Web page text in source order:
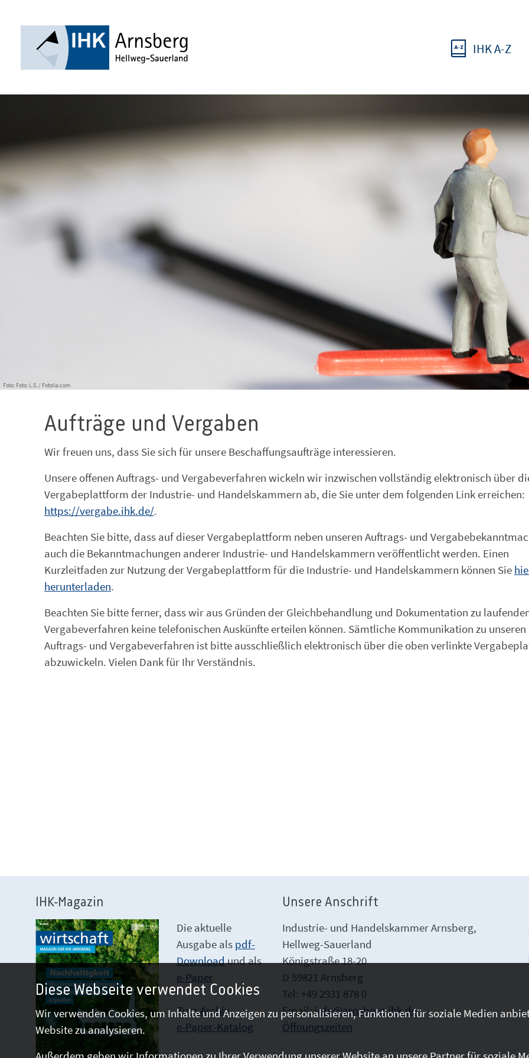
IHK A-Z
Foto: Foto: L.S. / Fotolia.com
Aufträge und Vergaben
Wir freuen uns, dass Sie sich für unsere Beschaffungsaufträge interessieren.
Unsere offenen Auftrags- und Vergabeverfahren wickeln wir inzwischen vollständig elektronisch über
Vergabeplattform der Industrie- und Handelskammern ab, die Sie unter dem folgenden Link erreichen:
https://vergabe.ihk.de/.
Beachten Sie bitte, dass auf dieser Vergabeplattform neben unseren Auftrags- und
auch die Bekanntmachungen anderer Industrie- und Handelskammern veröffentlicht werden. Einen
Kurzleitfaden zur Nutzung der Vergabeplattform für die Industrie- und Handelskammern können Sie
herunterladen.
Beachten Sie bitte ferner, dass wir aus Gründen der Gleichbehandlung und Dokumentation zu
Vergabeverfahren keine telefonischen Auskünfte erteilen können. Sämtliche Kommunikation zu unseren
Auftrags- und Vergabeverfahren ist bitte ausschließlich elektronisch über die oben verlinkte
abzuwickeln. Vielen Dank für Ihr Verständnis.
IHK-Magazin
Die aktuelle
Ausgabe als pdf-
Downloadund als
e-Paper
Zum Archiv
e-Paper-Katalog
Unsere Anschrift
Industrie- und Handelskammer Arnsberg,
Hellweg-Sauerland
Königstraße 18-20
D 59821 Arnsberg
Tel: +49 2931 878 0
Email:info@arnsberg.ihk.de
Öffnungszeiten
Diese Webseite verwendet Cookies
Wir verwenden Cookies, um Inhalte und Anzeigen zu personalisieren, Funktionen für soziale Medien
Website zu analysieren.